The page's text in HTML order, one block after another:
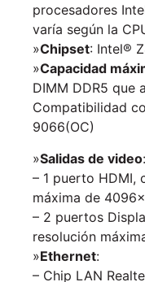
procesadores
varía según la
»Chipset: Intel®
»Capacidad
DIMM DDR5 que
Compatibilidad
9066(OC)
»Salidas de video:
– 1 puerto HDMI,
máxima de
– 2 puertos
resolución
»Ethernet:
– Chip LAN